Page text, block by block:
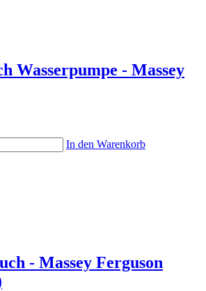
Wasserpumpe - Massey
In den Warenkorb
- Massey Ferguson